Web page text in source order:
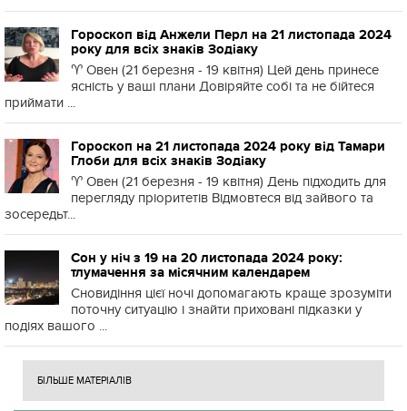
Гороскоп від Анжели Перл на 21 листопада 2024
року для всіх знаків Зодіаку
♈️ Овен (21 березня - 19 квітня) Цей день принесе
ясність у ваші плани Довіряйте собі та не бійтеся
приймати ...
Гороскоп на 21 листопада 2024 року від Тамари
Глоби для всіх знаків Зодіаку
♈️ Овен (21 березня - 19 квітня) День підходить для
перегляду пріоритетів Відмовтеся від зайвого та
зосередьт...
Сон у ніч з 19 на 20 листопада 2024 року:
тлумачення за місячним календарем
Сновидіння цієї ночі допомагають краще зрозуміти
поточну ситуацію і знайти приховані підказки у
подіях вашого ...
БІЛЬШЕ МАТЕРІАЛІВ